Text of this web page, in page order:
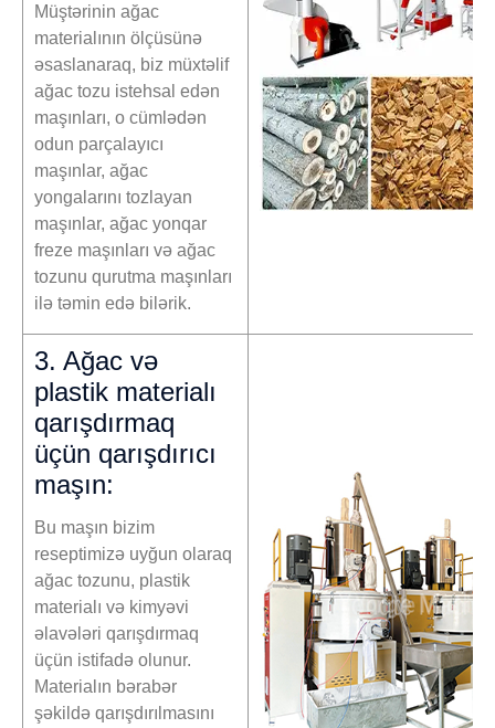
Müştərinin ağac
materialının ölçüsünə
əsaslanaraq, biz müxtəlif
ağac tozu istehsal edən
maşınları, o cümlədən
odun parçalayıcı
maşınlar, ağac
yongalarını tozlayan
maşınlar, ağac yonqar
freze maşınları və ağac
tozunu qurutma maşınları
ilə təmin edə bilərik.
3. Ağac və
plastik materialı
qarışdırmaq
üçün qarışdırıcı
maşın:
Bu maşın bizim
reseptimizə uyğun olaraq
ağac tozunu, plastik
materialı və kimyəvi
əlavələri qarışdırmaq
üçün istifadə olunur.
Materialın bərabər
şəkildə qarışdırılmasını